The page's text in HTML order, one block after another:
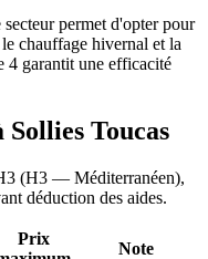
permet d'opter pour
chauffage hivernal et la
4 garantit une efficacité
Sollies Toucas
(H3 — Méditerranéen),
déduction des aides.
Prix
Note